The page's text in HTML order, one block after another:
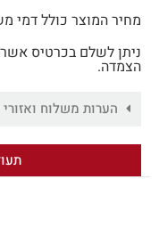
מחיר המוצר כולל דמי
הצמדה.
הערות משלוח